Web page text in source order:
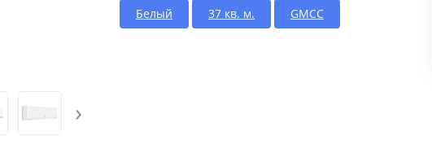
›
Белый 37 кв. м. GMCC